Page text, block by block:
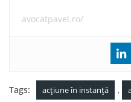
avocatpavel.ro/
Tags: acțiune în instanță ,